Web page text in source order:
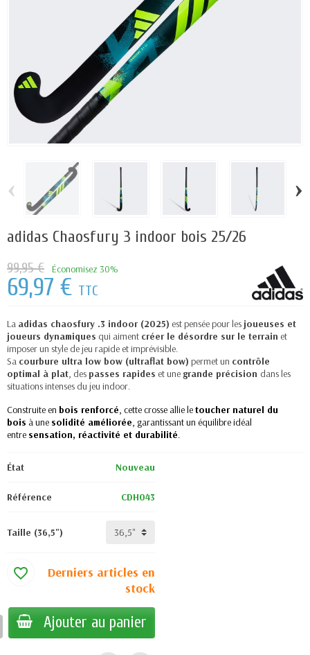
‹ ›
adidas Chaosfury 3 indoor bois 25/26
99,95 € Économisez 30%
69,97 € TTC
La adidas chaosfury .3 indoor (2025) est pensée pour les joueuses et
joueurs dynamiques qui aiment créer le désordre sur le terrain et
imposer un style de jeu rapide et imprévisible.
Sa courbure ultra low bow (ultraflat bow) permet un contrôle
optimal à plat, des passes rapides et une grande précision dans les
situations intenses du jeu indoor.
Construite en bois renforcé, cette crosse allie letoucher naturel du
bois à une solidité améliorée, garantissant un équilibre idéal
entre sensation, réactivité et durabilité.
État Nouveau
Référence CDH043
Taille (36,5")
Derniers articles en
stock
Ajouter au panier
favorite_border